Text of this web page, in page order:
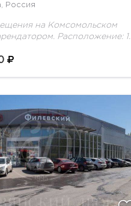
Россия
на Комсомольском
Расположение: 1
в зоне интенсивного